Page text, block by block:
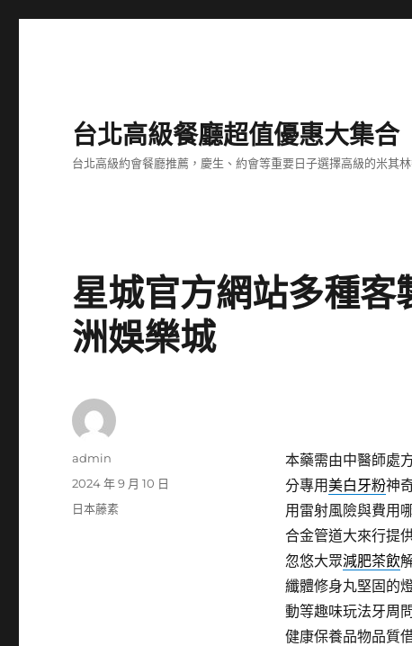
台北高級餐廳超值優惠大集合
台北高級約會餐廳推薦，慶生、約會等重要日子選擇高級的米其
星城官方網站多種
洲娛樂城
本藥需由中醫師處
分專用美白牙粉神
用雷射風險與費用
合金管道大來行提
忽悠大眾減肥茶飲
纖體修身丸堅固的
動等趣味玩法牙周
健康保養品物品質
作
admin
發
佈
2024 年 9 月 10 日
分
日本藤素